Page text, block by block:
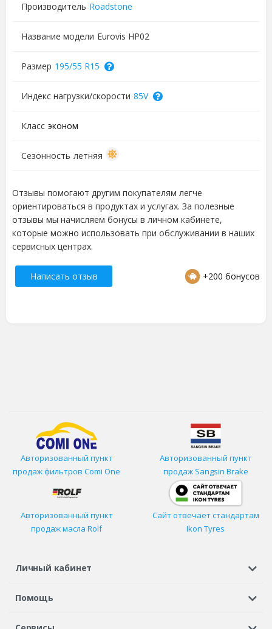
Производитель Roadstone
Название модели Eurovis HP02
Размер 195/55 R15
Индекс нагрузки/скорости 85V
Класс эконом
Сезонность летняя
Отзывы помогают другим покупателям легче
ориентироваться в продуктах и услугах. За полезные
отзывы мы начисляем бонусы в личном кабинете,
которые можно использовать при обслуживании в наших
сервисных центрах.
Написать отзыв +200 бонусов
Авторизованный пункт
продаж фильтров Comi One
Авторизованный пункт
продаж Sangsin Brake
Авторизованный пункт
продаж масла Rolf
Сайт отвечает стандартам
Ikon Tyres
Личный кабинет
Регистрация или вход
Помощь
Шины в кредит